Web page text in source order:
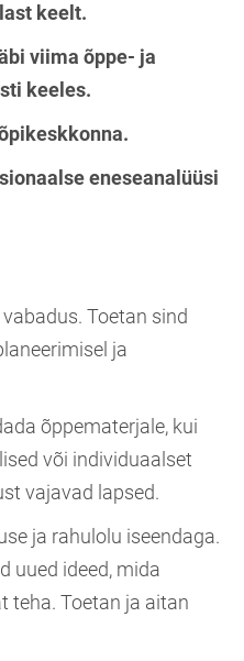
keelt.
viima õppe- ja
keeles.
eneseanalüüsi
Toetan sind
ja
õppematerjale, kui
või individuaalset
vajavad lapsed.
ja rahulolu iseendaga.
uued ideed, mida
teha. Toetan ja aitan